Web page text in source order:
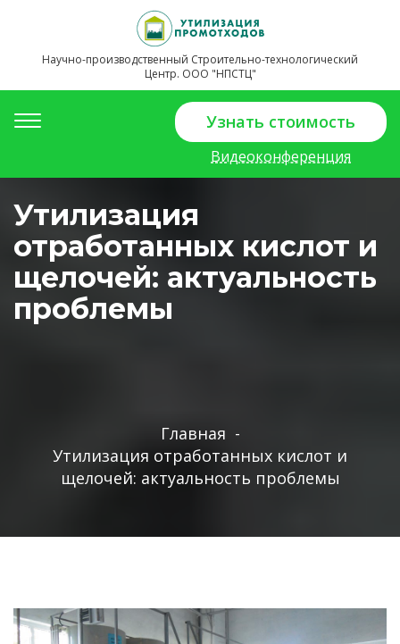
Научно-производственный Строительно-технологический
Центр. ООО "НПСТЦ"
Узнать стоимость
Видеоконференция
Toggle
Утилизация
отработанных кислот и
щелочей: актуальность
проблемы
Главная -
Утилизация отработанных кислот и
щелочей: актуальность проблемы